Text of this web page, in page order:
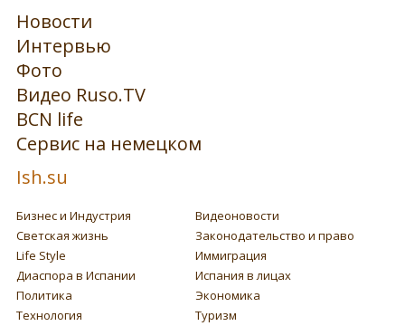
Новости
Интервью
Фото
Видео Ruso.TV
BCN life
Сервис на немецком
Ish.su
Бизнес и Индустрия
Видеоновости
Светская жизнь
Законодательство и право
Life Style
Иммиграция
Диаспора в Испании
Испания в лицах
Политика
Экономика
Технология
Туризм